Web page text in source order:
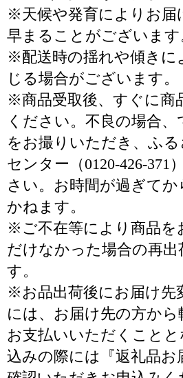
※天候や発育によりお届
早まることがございます
※配送時の揺れや傾きに
じる場合がございます。
※商品受取後、すぐに商
ください。不良の場合
をお撮りいただき、ふ
センター（0120-426-371
さい。お時間が過ぎてか
かねます。
※ご不在等により商品を
だけなかった場合の再出
す。
※お品出荷後にお届け先
には、お届け先の方から
お支払いいただくこと
込みの際には『返礼品お